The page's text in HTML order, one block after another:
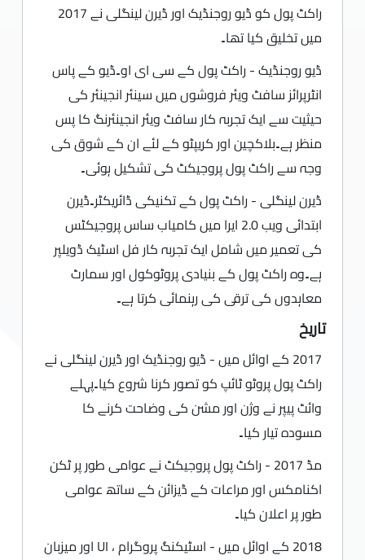
راکٹ پول کو ڈیو روجنڈیک اور ڈیرن لینگلی نے 2017
میں تخلیق کیا تھا۔
ڈیو روجنڈیک - راکٹ پول کے سی ای او۔ڈیو کے پاس
انٹرپرائز سافٹ ویئر فروشوں میں سینئر انجینئر کی
حیثیت سے ایک تجربہ کار سافٹ ویئر انجینئرنگ کا پس
منظر ہے۔بلاکچین اور کریپٹو کے لئے ان کے شوق کی
وجہ سے راکٹ پول پروجیکٹ کی تشکیل ہوئی۔
ڈیرن لینگلی - راکٹ پول کے تکنیکی ڈائریکٹر۔ڈیرن
ابتدائی ویب 2.0 ایرا میں کامیاب ساس پروجیکٹس
کی تعمیر میں شامل ایک تجربہ کار فل اسٹیک ڈویلپر
ہے۔وہ راکٹ پول کے بنیادی پروٹوکول اور سمارٹ
معاہدوں کی ترقی کی رہنمائی کرتا ہے۔
تاریخ
2017 کے اوائل میں - ڈیو روجنڈیک اور ڈیرن لینگلی نے
راکٹ پول پروٹو ٹائپ کو تصور کرنا شروع کیا۔پہلے
وائٹ پیپر نے وژن اور مشن کی وضاحت کرنے کا
مسودہ تیار کیا۔
مڈ 2017 - راکٹ پول پروجیکٹ نے عوامی طور پر ٹکن
اکنامکس اور مراعات کے ڈیزائن کے ساتھ عوامی
طور پر اعلان کیا۔
2018 کے اوائل میں - اسٹیکنگ پروگرام ، UI اور میزبان